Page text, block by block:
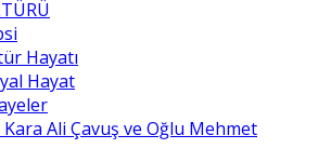
Hayatı
Hayat